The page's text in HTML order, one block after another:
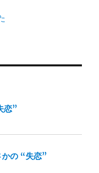
恋”
かの “失恋”